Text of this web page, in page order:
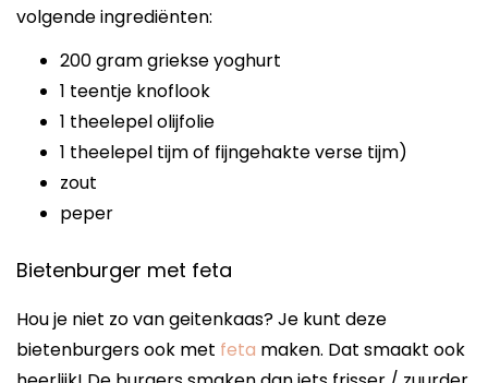
volgende ingrediënten:
200 gram griekse yoghurt
1 teentje knoflook
1 theelepel olijfolie
1 theelepel tijm of fijngehakte verse tijm)
zout
peper
Bietenburger met feta
Hou je niet zo van geitenkaas? Je kunt deze
bietenburgers ook met feta maken. Dat smaakt ook